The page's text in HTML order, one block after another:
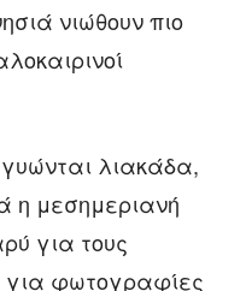
νιώθουν πιο
λιακάδα,
η μεσημεριανή
για τους
για φωτογραφίες